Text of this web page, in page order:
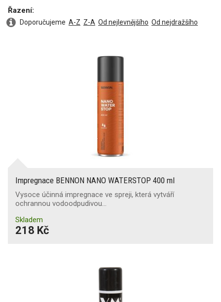
Řazení:
Doporučujeme A-Z Z-A Od nejlevnějšího Od nejdražšího
Impregnace BENNON NANO WATERSTOP 400 ml
Vysoce účinná impregnace ve spreji, která vytváří
ochrannou vodoodpudivou…
Skladem
218 Kč